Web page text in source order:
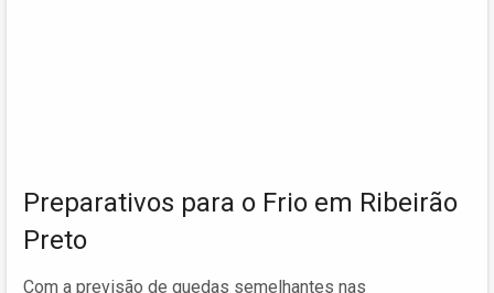
Preparativos para o Frio em Ribeirão
Preto
Com a previsão de quedas semelhantes nas